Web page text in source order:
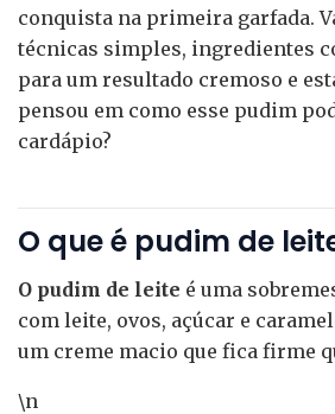
conquista na primeira garfada.
técnicas simples, ingredientes
para um resultado cremoso e
pensou em como esse pudim
cardápio?
O que é pudim de
O pudim de leite é uma
com leite, ovos, açúcar e
um creme macio que fica firme
\n